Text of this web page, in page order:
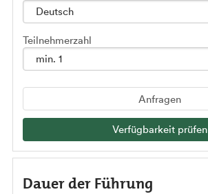
Teilnehmerzahl
Anfragen
Verfügbarkeit prüfen
Dauer der Führung